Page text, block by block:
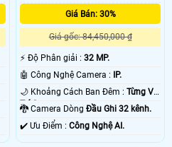
Giá Bán: 30%
Giá gốc: 84,450,000 ₫
️⚡ Độ Phân giải :32 MP.
🤖️ Công Nghệ Camera : IP.
🌙 Khoảng Cách Ban Đêm :Từng Vị
Trí Camera .
🐉️ Camera DòngĐầu Ghi 32 kênh.
️✔️ Ưu Điểm :Công Nghệ AI.